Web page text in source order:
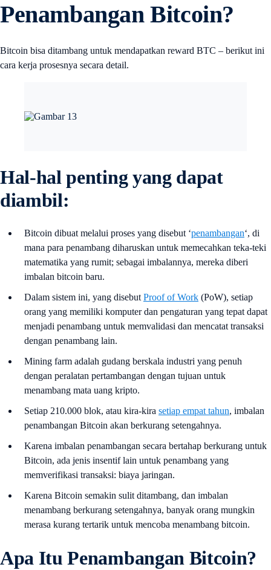
Penambangan Bitcoin?
Bitcoin bisa ditambang untuk mendapatkan reward BTC – berikut ini
cara kerja prosesnya secara detail.
Hal-hal penting yang dapat
diambil:
Bitcoin dibuat melalui proses yang disebut ‘penambangan‘, di
mana para penambang diharuskan untuk memecahkan teka-teki
matematika yang rumit; sebagai imbalannya, mereka diberi
imbalan bitcoin baru.
Dalam sistem ini, yang disebut Proof of Work (PoW), setiap
orang yang memiliki komputer dan pengaturan yang tepat dapat
menjadi penambang untuk memvalidasi dan mencatat transaksi
dengan penambang lain.
Mining farm adalah gudang berskala industri yang penuh
dengan peralatan pertambangan dengan tujuan untuk
menambang mata uang kripto.
Setiap 210.000 blok, atau kira-kira setiap empat tahun, imbalan
penambangan Bitcoin akan berkurang setengahnya.
Karena imbalan penambangan secara bertahap berkurang untuk
Bitcoin, ada jenis insentif lain untuk penambang yang
memverifikasi transaksi: biaya jaringan.
Karena Bitcoin semakin sulit ditambang, dan imbalan
menambang berkurang setengahnya, banyak orang mungkin
merasa kurang tertarik untuk mencoba menambang bitcoin.
Apa Itu Penambangan Bitcoin?